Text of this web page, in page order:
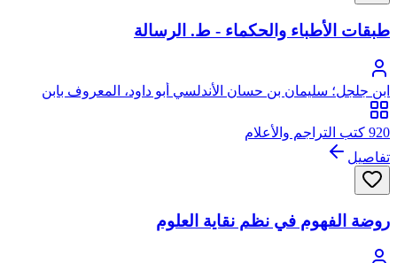
طبقات الأطباء والحكماء - ط. الرسالة
ابن جلجل؛ سليمان بن حسان الأندلسي أبو داود، المعروف بابن
جلجل
920 كتب التراجم والأعلام
تفاصيل
روضة الفهوم في نظم نقاية العلوم